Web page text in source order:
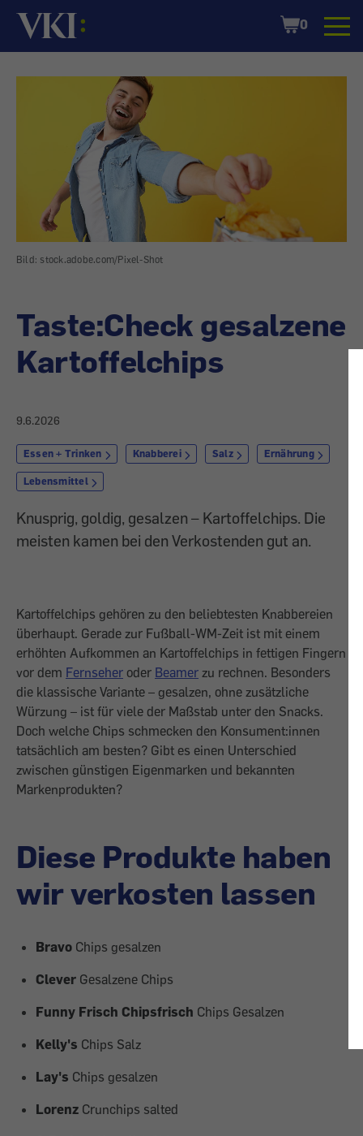
Startseite
Shopping
Cart
0
Bild: stock.adobe.com/Pixel-Shot
Taste:Check gesalzene
Kartoffelchips
9.6.2026
Essen + Trinken Knabberei Salz Ernährung
Lebensmittel
Knusprig, goldig, gesalzen – Kartoffelchips. Die
meisten kamen bei den Verkostenden gut an.
Kartoffelchips gehören zu den beliebtesten Knabbereien
überhaupt. Gerade zur Fußball-WM-Zeit ist mit einem
erhöhten Aufkommen an Kartoffelchips in fettigen Fingern
vor dem Fernseher oder Beamer zu rechnen. Besonders
die klassische Variante – gesalzen, ohne zusätzliche
Würzung – ist für viele der Maßstab unter den Snacks.
Doch welche Chips schmecken den Konsument:innen
tatsächlich am besten? Gibt es einen Unterschied
zwischen günstigen Eigenmarken und bekannten
Markenprodukten?
Diese Produkte haben
wir verkosten lassen
Bravo Chips gesalzen
Clever Gesalzene Chips
Funny Frisch Chipsfrisch Chips Gesalzen
Kelly's Chips Salz
Lay's Chips gesalzen
Lorenz Crunchips salted